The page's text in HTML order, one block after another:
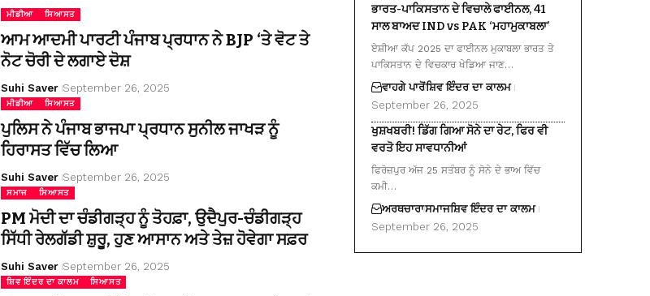
ਮੀਡੀਆ ਸਿਆਸਤ
ਆਮ ਆਦਮੀ ਪਾਰਟੀ ਪੰਜਾਬ ਪ੍ਰਧਾਨ ਨੇ BJP ‘ਤੇ ਵੋਟ ਤੇ
ਨੋਟ ਚੋਰੀ ਦੇ ਲਗਾਏ ਦੋਸ਼
Suhi Saver September 26, 2025
ਮੀਡੀਆ ਸਿਆਸਤ
ਪੁਲਿਸ ਨੇ ਪੰਜਾਬ ਭਾਜਪਾ ਪ੍ਰਧਾਨ ਸੁਨੀਲ ਜਾਖੜ ਨੂੰ
ਹਿਰਾਸਤ ਵਿੱਚ ਲਿਆ
Suhi Saver September 26, 2025
ਸਮਾਜ ਸਿਆਸਤ
PM ਮੋਦੀ ਦਾ ਚੰਡੀਗੜ੍ਹ ਨੂੰ ਤੋਹਫ਼ਾ, ਉਦੈਪੁਰ-ਚੰਡੀਗੜ੍ਹ
ਸਿੱਧੀ ਰੇਲਗੱਡੀ ਸ਼ੁਰੂ, ਹੁਣ ਆਸਾਨ ਅਤੇ ਤੇਜ਼ ਹੋਵੇਗਾ ਸਫ਼ਰ
Suhi Saver September 26, 2025
ਸ਼ਿਵ ਇੰਦਰ ਦਾ ਕਾਲਮ ਸਿਆਸਤ
ਭਾਰਤ-ਪਾਕਿਸਤਾਨ ਦੇ ਵਿਚਾਲੇ ਫਾਈਨਲ, 41
ਸਾਲ ਬਾਅਦ IND vs PAK ‘ਮਹਾਮੁਕਾਬਲਾ’
ਏਸ਼ੀਆ ਕੱਪ 2025 ਦਾ ਫਾਈਨਲ ਮੁਕਾਬਲਾ ਭਾਰਤ ਤੇ
ਪਾਕਿਸਤਾਨ ਦੇ ਵਿਚਕਾਰ ਖੇਡਿਆ ਜਾਣ…
ਵਾਹਗੇ ਪਾਰੋਂਸ਼ਿਵ ਇੰਦਰ ਦਾ ਕਾਲਮ
September 26, 2025
ਖੁਸ਼ਖਬਰੀ! ਡਿੱਗ ਗਿਆ ਸੋਨੇ ਦਾ ਰੇਟ, ਫਿਰ ਵੀ
ਵਰਤੋ ਇਹ ਸਾਵਧਾਨੀਆਂ
ਫਿਰੋਜ਼ਪੁਰ ਅੱਜ 25 ਸਤੰਬਰ ਨੂੰ ਸੋਨੇ ਦੇ ਭਾਅ ਵਿੱਚ
ਕਮੀ…
ਅਰਥਚਾਰਾਸਮਾਜਸ਼ਿਵ ਇੰਦਰ ਦਾ ਕਾਲਮ
September 26, 2025